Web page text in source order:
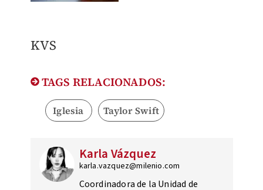
KVS
TAGS RELACIONADOS:
Iglesia Taylor Swift
Karla Vázquez
karla.vazquez@milenio.com
Coordinadora de la Unidad de